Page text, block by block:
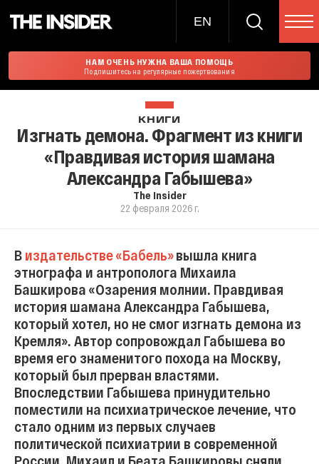
EN
НАМ ОЧЕНЬ НУЖНА ВАША ПОМОЩЬ
Подпишитесь на регулярные пожертвования
КНИГИ
Изгнать демона. Фрагмент из книги
«Правдивая история шамана
Александра Габышева»
The Insider
22 февраля 2026 г.
В издательстве «Бабель»вышла книга
этнографа и антрополога Михаила
Башкирова «Озарения молнии. Правдивая
история шамана Александра Габышева,
который хотел, но не смог изгнать демона из
Кремля». Автор сопровождал Габышева во
время его знаменитого похода на Москву,
который был прерван властями.
Впоследствии Габышева принудительно
поместили на психиатрическое лечение, что
стало одним из первых случаев
политической психиатрии в современной
России. Михаил и Беата Башкировы сняли